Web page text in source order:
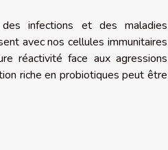
infections et des maladies
avec nos cellules immunitaires
réactivité face aux agressions
riche en probiotiques peut être